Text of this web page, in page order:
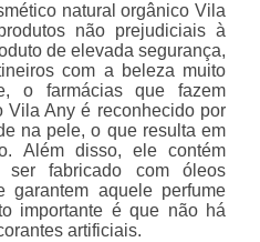
natural orgânico Vila
não prejudiciais à
de elevada segurança,
com a beleza muito
o farmácias que fazem
Vila Any é reconhecido por
na pele, o que resulta em
Além disso, ele contém
ser fabricado com óleos
garantem aquele perfume
importante é que não há
artificiais.